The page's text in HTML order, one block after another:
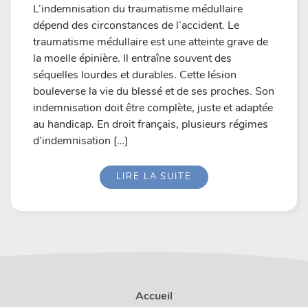
L’indemnisation du traumatisme médullaire
dépend des circonstances de l’accident. Le
traumatisme médullaire est une atteinte grave de
la moelle épinière. Il entraîne souvent des
séquelles lourdes et durables. Cette lésion
bouleverse la vie du blessé et de ses proches. Son
indemnisation doit être complète, juste et adaptée
au handicap. En droit français, plusieurs régimes
d’indemnisation […]
LIRE LA SUITE
Accueil